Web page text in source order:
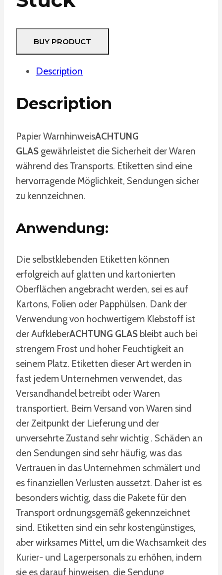
BUY PRODUCT
Description
Description
Papier WarnhinweisACHTUNG
GLAS gewährleistet die Sicherheit der Waren
während des Transports. Etiketten sind eine
hervorragende Möglichkeit, Sendungen sicher
zu kennzeichnen.
Anwendung:
Die selbstklebenden Etiketten können
erfolgreich auf glatten und kartonierten
Oberflächen angebracht werden, sei es auf
Kartons, Folien oder Papphülsen. Dank der
Verwendung von hochwertigem Klebstoff ist
der AufkleberACHTUNG GLAS bleibt auch bei
strengem Frost und hoher Feuchtigkeit an
seinem Platz. Etiketten dieser Art werden in
fast jedem Unternehmen verwendet, das
Versandhandel betreibt oder Waren
transportiert. Beim Versand von Waren sind
der Zeitpunkt der Lieferung und der
unversehrte Zustand sehr wichtig . Schäden an
den Sendungen sind sehr häufig, was das
Vertrauen in das Unternehmen schmälert und
es finanziellen Verlusten aussetzt. Daher ist es
besonders wichtig, dass die Pakete für den
Transport ordnungsgemäß gekennzeichnet
sind. Etiketten sind ein sehr kostengünstiges,
aber wirksames Mittel, um die Wachsamkeit des
Kurier- und Lagerpersonals zu erhöhen, indem
sie es darauf hinweisen, die Sendung